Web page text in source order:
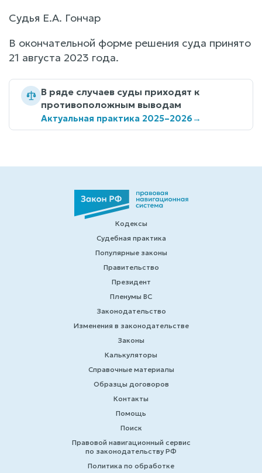
Судья Е.А. Гончар
В окончательной форме решения суда принято
21 августа 2023 года.
В ряде случаев суды приходят к
противоположным выводам
Актуальная практика 2025–2026→
Кодексы
Судебная практика
Популярные законы
Правительство
Президент
Пленумы ВС
Законодательство
Изменения в законодательстве
Законы
Калькуляторы
Справочные материалы
Образцы договоров
Контакты
Помощь
Поиск
Правовой навигационный сервис
по законодательству РФ
Политика по обработке